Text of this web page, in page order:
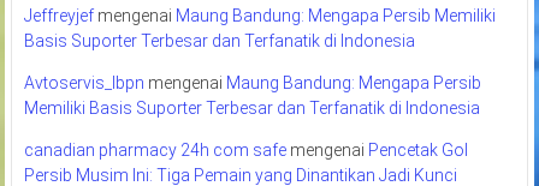
Jeffreyjefmengenai Maung Bandung: Mengapa Persib Memiliki
Basis Suporter Terbesar dan Terfanatik di Indonesia
Avtoservis_lbpn mengenai Maung Bandung: Mengapa Persib
Memiliki Basis Suporter Terbesar dan Terfanatik di Indonesia
canadian pharmacy 24h com safemengenai Pencetak Gol
Persib Musim Ini: Tiga Pemain yang Dinantikan Jadi Kunci